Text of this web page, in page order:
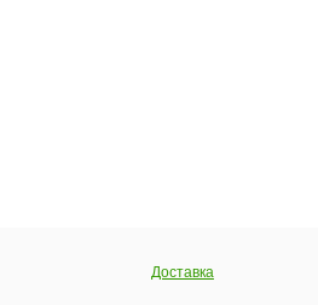
Доставка